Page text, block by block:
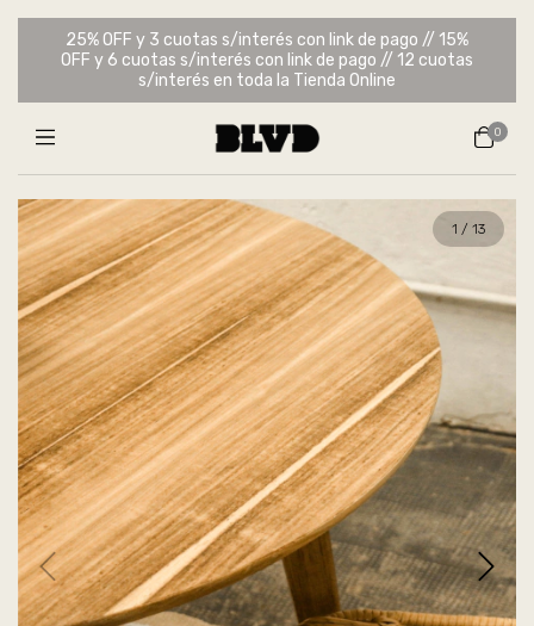
25% OFF y 3 cuotas s/interés con link de pago // 15%
OFF y 6 cuotas s/interés con link de pago // 12 cuotas
s/interés en toda la Tienda Online
0
1 / 13